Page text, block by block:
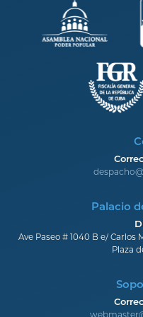
Palacio
Ave Paseo # 1040 B e/ Carlos
Plaza